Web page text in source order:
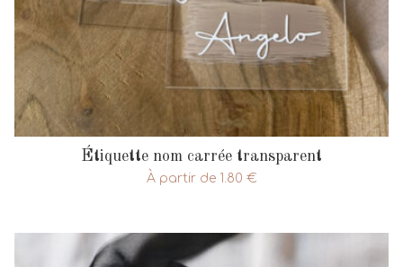
Étiquette nom carrée transparent
À partir de 1.80 €